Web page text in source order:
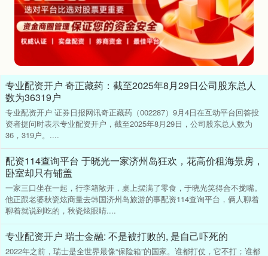
专业配资开户 奇正藏药：截至2025年8月29日公司股东总人
数为36319户
专业配资开户 证券日报网讯奇正藏药（002287）9月4日在互动平台回答投
资者提问时表示专业配资开户，截至2025年8月29日，公司股东总人数为
36，319户。....
配资114查询平台 于晓光一家济州岛狂欢，花高价租海景房，
卧室却只有铺盖
一家三口坐在一起，行李箱敞开，桌上摆满了零食，于晓光笑得合不拢嘴。
他正跟老婆秋瓷炫商量去韩国济州岛旅游的事配资114查询平台，俩人聊着
聊着就说到吃的，秋瓷炫眼睛....
专业配资开户 瑞士金融: 不是被打败的, 是自己吓死的
2022年之前，瑞士是全世界最像“保险箱”的国家。谁都打仗，它不打；谁都